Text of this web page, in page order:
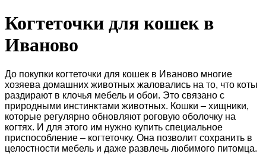
Когтеточки для кошек в
Иваново
До покупки когтеточки для кошек в Иваново многие
хозяева домашних животных жаловались на то, что коты
раздирают в клочья мебель и обои. Это связано с
природными инстинктами животных. Кошки – хищники,
которые регулярно обновляют роговую оболочку на
когтях. И для этого им нужно купить специальное
приспособление – когтеточку. Она позволит сохранить в
целостности мебель и даже развлечь любимого питомца.